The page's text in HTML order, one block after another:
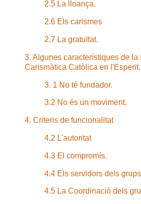
2.5 La lloança.
2.6 Els carismes
2.7 La gratuïtat.
3. Algunes característiques de la
Carismàtica Catòlica en l'Esperit.
3. 1 No té fundador.
3.2 No és un moviment.
4. Criteris de funcionalitat
4.2 L'autoritat
4.3 El compromís.
4.4 Els servidors dels
4.5 La Coordinació dels